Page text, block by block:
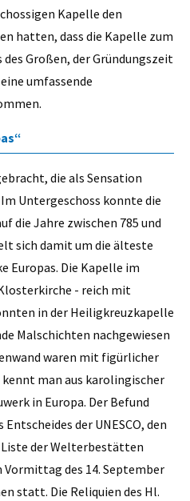
Kapelle den
hatten, dass die Kapelle zum
Großen, der Gründungszeit
umfassende
die als Sensation
Untergeschoss konnte die
die Jahre zwischen 785 und
sich damit um die älteste
Europas. Die Kapelle im
- reich mit
in der Heiligkreuzkapelle
Malschichten nachgewiesen
waren mit figürlicher
man aus karolingischer
in Europa. Der Befund
der UNESCO, den
der Welterbestätten
Vormittag des 14. September
statt. Die Reliquien des Hl.